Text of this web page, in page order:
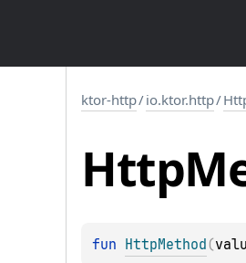
ktor-http/io.ktor.http/
Http
fun HttpMethod (